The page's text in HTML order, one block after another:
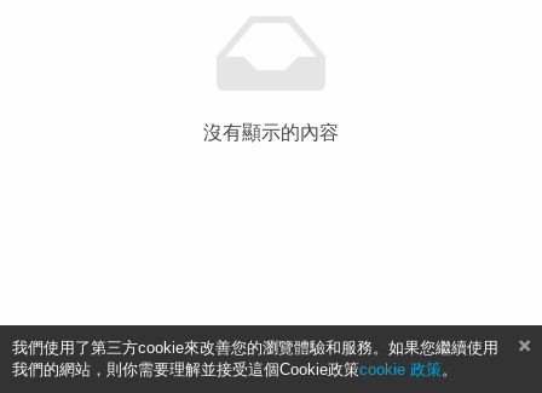
沒有顯示的內容
我們使用了第三方cookie來改善您的瀏覽體驗和服務。如果您繼續使用
我們的網站，則你需要理解並接受這個Cookie政策cookie 政策。